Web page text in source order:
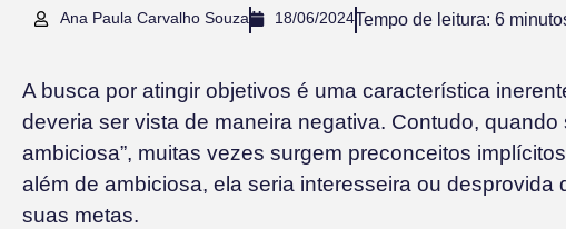
Ana Paula Carvalho Souza 18/06/2024Tempo de leitura: 6
A busca por atingir objetivos é uma característica
deveria ser vista de maneira negativa. Contudo, quando
ambiciosa”, muitas vezes surgem preconceitos
além de ambiciosa, ela seria interesseira ou desprovida
suas metas.